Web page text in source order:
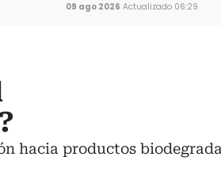
09 ago 2026 Actualizado 06:29
hacia productos